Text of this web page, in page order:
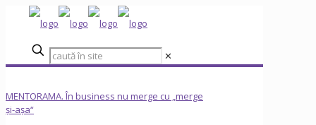
✕
MENTORAMA. În business nu merge cu „merge
și-așa“